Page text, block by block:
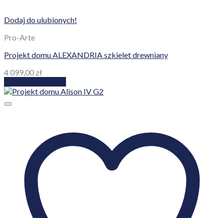
Dodaj do ulubionych!
Pro-Arte
Projekt domu ALEXANDRIA szkielet drewniany
4 099,00 zł